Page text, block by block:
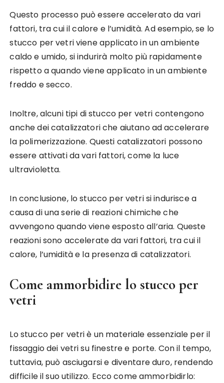
Questo processo può essere accelerato da vari
fattori, tra cui il calore e l’umidità. Ad esempio, se lo
stucco per vetri viene applicato in un ambiente
caldo e umido, si indurirà molto più rapidamente
rispetto a quando viene applicato in un ambiente
freddo e secco.
Inoltre, alcuni tipi di stucco per vetri contengono
anche dei catalizzatori che aiutano ad accelerare
la polimerizzazione. Questi catalizzatori possono
essere attivati da vari fattori, come la luce
ultravioletta.
In conclusione, lo stucco per vetri si indurisce a
causa di una serie di reazioni chimiche che
avvengono quando viene esposto all’aria. Queste
reazioni sono accelerate da vari fattori, tra cui il
calore, l’umidità e la presenza di catalizzatori.
Come ammorbidire lo stucco per
vetri
Lo stucco per vetri è un materiale essenziale per il
fissaggio dei vetri su finestre e porte. Con il tempo,
tuttavia, può asciugarsi e diventare duro, rendendo
difficile il suo utilizzo. Ecco come ammorbidirlo: